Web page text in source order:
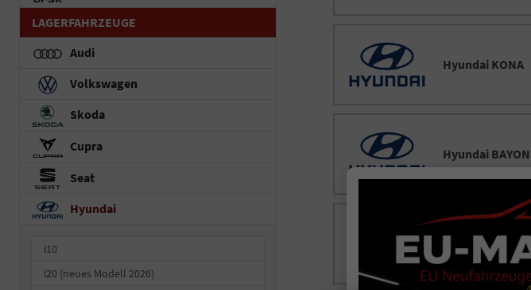
Hyundai KONA
Hyundai BAYON
Hyundai
LAGERFAHRZEUGE
Audi
Volkswagen
Skoda
Cupra
Seat
Hyundai
i10
i20 (neues Modell 2026)